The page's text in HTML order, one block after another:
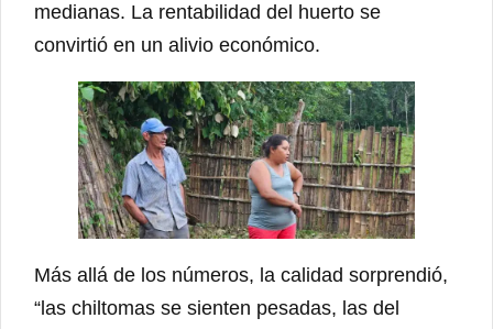
medianas. La rentabilidad del huerto se
convirtió en un alivio económico.
Más allá de los números, la calidad sorprendió,
“las chiltomas se sienten pesadas, las del